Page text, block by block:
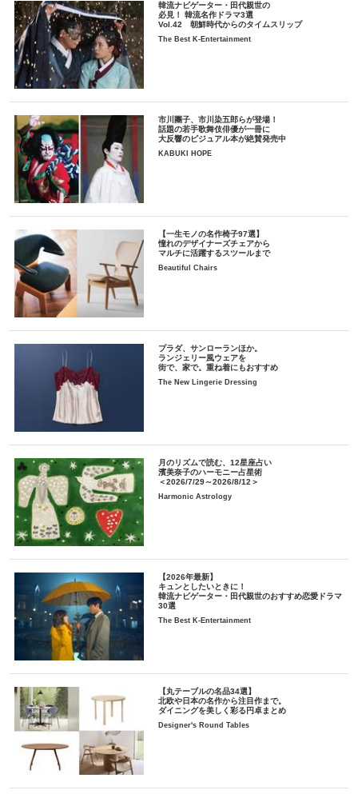
韓流ナビゲーター・田代親世の
必見！ 韓流名作ドラマ3選
Vol.42 朝鮮時代からのタイムスリップ
The Best K-Entertainment
市川團子、市川染五郎らが登場！
話題の若手歌舞伎俳優が一冊に
大反響のビジュアル本が絶賛発売中
KABUKI HOPE
【一生モノの名作椅子97選】
憧れのデザイナーズチェアから
マルチに活躍するスツールまで
Beautiful Chairs
プラダ、サンローランほか。
ランジェリー風ウェアを
街で、家で。重ね着にもおすすめ
The New Lingerie Dressing
月のリズムで読む、12星座占い
濱美奈子のハーモニー占星術
＜2026/7/29～2026/8/12＞
Harmonic Astrology
【2026年最新】
キュンとしたいときに！
韓流ナビゲーター・田代親世のおすすめ恋愛ドラマ
30選
The Best K-Entertainment
【丸テーブルの名品34選】
北欧や日本の名作から注目作まで。
ダイニングを美しく彩る円卓まとめ
Designer's Round Tables